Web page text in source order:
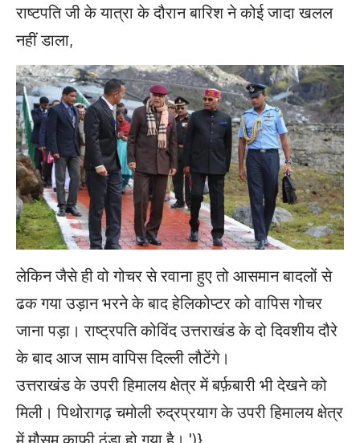
राष्टपति जी के यात्रा के दौरान बारिश ने कोई जादा खलल
नहीं डाला,
लेकिन जैसे ही वो गोचर से रवाना हुए तो आसमान बादलों से
ढक गया उड़ान भरने के बाद हेलिकोप्टर को वापिस गोचर
जाना पड़ा। राष्ट्रपति कोविंद उत्तराखंड के दो दिवशीय दौरे
के बाद आज साम वापिस दिल्ली लौटेंगे।
उत्तराखंड के उपरी हिमालय क्षेत्र में बर्फ़बारी भी देखने को
मिली। पिथोरागढ़ चमोली रुद्रप्रयाग के उपरी हिमालय क्षेत्र